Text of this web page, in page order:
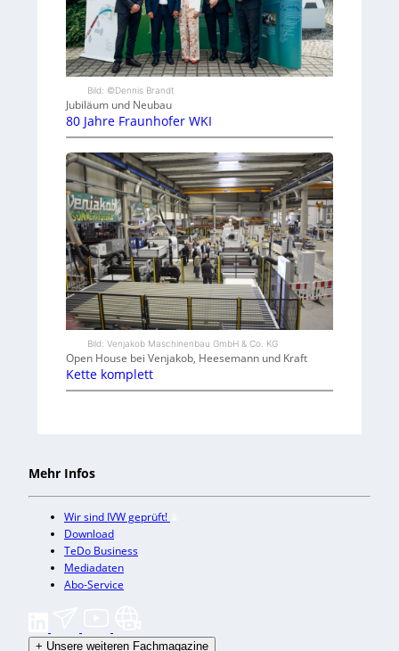
Bild: ©Dennis Brandt
Jubiläum und Neubau
80 Jahre Fraunhofer WKI
Bild: Venjakob Maschinenbau GmbH & Co. KG
Open House bei Venjakob, Heesemann und Kraft
Kette komplett
Mehr Infos
Wir sind IVW geprüft!
Download
TeDo Business
Mediadaten
Abo-Service
+ Unsere weiteren Fachmagazine